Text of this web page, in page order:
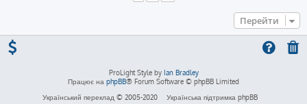
Перейти
ProLight Style by Ian Bradley
Працює на phpBB® Forum Software © phpBB Limited
Український переклад © 2005-2020
Українська підтримка phpBB